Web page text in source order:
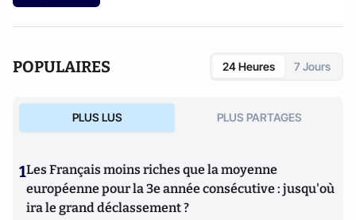
POPULAIRES 24 Heures 7 Jours
PLUS LUS PLUS PARTAGES
1Les Français moins riches que la moyenne
européenne pour la 3e année consécutive : jusqu'où
ira le grand déclassement ?